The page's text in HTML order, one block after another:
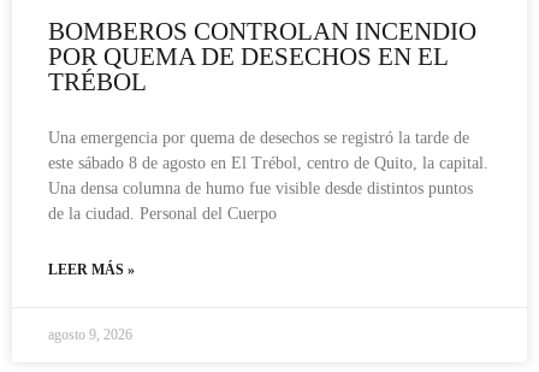
BOMBEROS CONTROLAN INCENDIO
POR QUEMA DE DESECHOS EN EL
TRÉBOL
Una emergencia por quema de desechos se registró la tarde de
este sábado 8 de agosto en El Trébol, centro de Quito, la capital.
Una densa columna de humo fue visible desde distintos puntos
de la ciudad. Personal del Cuerpo
LEER MÁS »
agosto 9, 2026